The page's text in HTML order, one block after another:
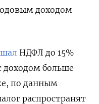
доходом
НДФЛ до 15%
доходом больше
по данным
распространят